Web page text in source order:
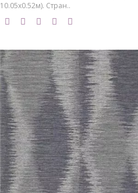
10.05х0.52м). Стран..